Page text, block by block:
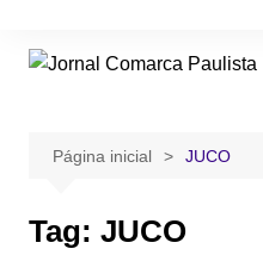
Página inicial JUCO
Tag: JUCO